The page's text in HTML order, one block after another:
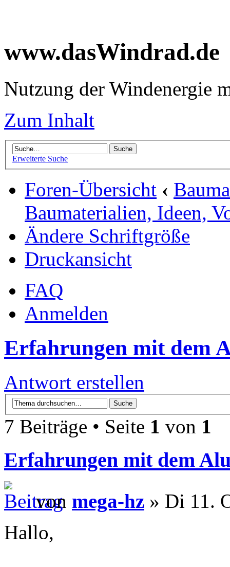
www.dasWindrad.de
Nutzung der Windenergie
Zum Inhalt
Erweiterte Suche
Foren-Übersicht ‹
Baumaterialien, Ideen,
Ändere Schriftgröße
Druckansicht
FAQ
Anmelden
Erfahrungen mit dem
Antwort erstellen
7 Beiträge • Seite 1 von 1
Erfahrungen mit dem
von mega-hz » Di 11.
Hallo,